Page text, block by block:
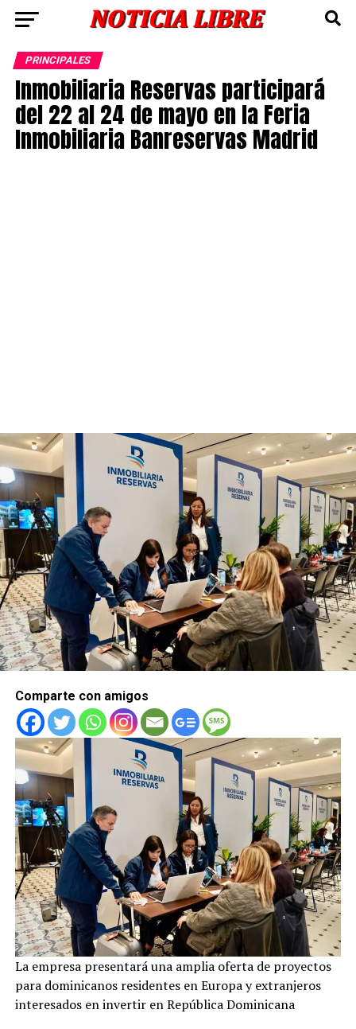
PRINCIPALES
Inmobiliaria Reservas participará
del 22 al 24 de mayo en la Feria
Inmobiliaria Banreservas Madrid
Comparte con amigos
La empresa presentará una amplia oferta de proyectos
para dominicanos residentes en Europa y extranjeros
interesados en invertir en República Dominicana